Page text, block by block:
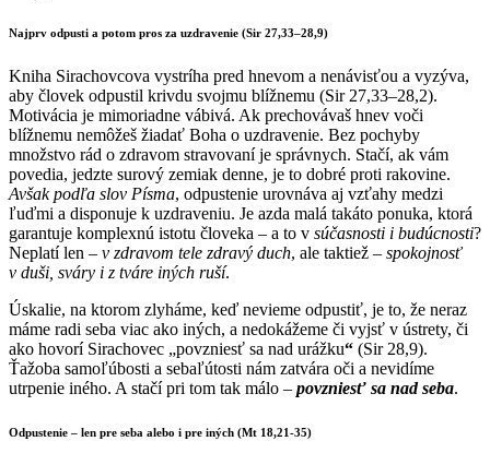
Najprv odpusti a potom pros za uzdravenie (Sir 27,33–28,9)
Kniha Sirachovcova vystríha pred hnevom a nenávisťou a vyzýva,
aby človek odpustil krivdu svojmu blížnemu (Sir 27,33–28,2).
Motivácia je mimoriadne vábivá. Ak prechovávaš hnev voči
blížnemu nemôžeš žiadať Boha o uzdravenie. Bez pochyby
množstvo rád o zdravom stravovaní je správnych. Stačí, ak vám
povedia, jedzte surový zemiak denne, je to dobré proti rakovine.
Avšak podľa slov Písma, odpustenie urovnáva aj vzťahy medzi
ľuďmi a disponuje k uzdraveniu. Je azda malá takáto ponuka, ktorá
garantuje komplexnú istotu človeka – a to v súčasnosti i budúcnosti?
Neplatí len – v zdravom tele zdravý duch, ale taktiež – spokojnosť
v duši, sváry i z tváre iných ruší.
Úskalie, na ktorom zlyháme, keď nevieme odpustiť, je to, že neraz
máme radi seba viac ako iných, a nedokážeme či vyjsť v ústrety, či
ako hovorí Sirachovec „povzniesť sa nad urážku“ (Sir 28,9).
Ťažoba samoľúbosti a sebaľútosti nám zatvára oči a nevidíme
utrpenie iného. A stačí pri tom tak málo – povzniesť sa nad seba.
Odpustenie – len pre seba alebo i pre iných (Mt 18,21-35)